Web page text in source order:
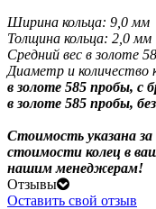
Ширина кольца: 9,0 мм
Толщина кольца: 2,0 мм
Средний вес в золоте
Диаметр и
в золоте 585 пробы, с
в золоте 585 пробы,
Стоимость указана за
стоимости колец в
нашим менеджерам!
Отзывы
Оставить свой отзыв